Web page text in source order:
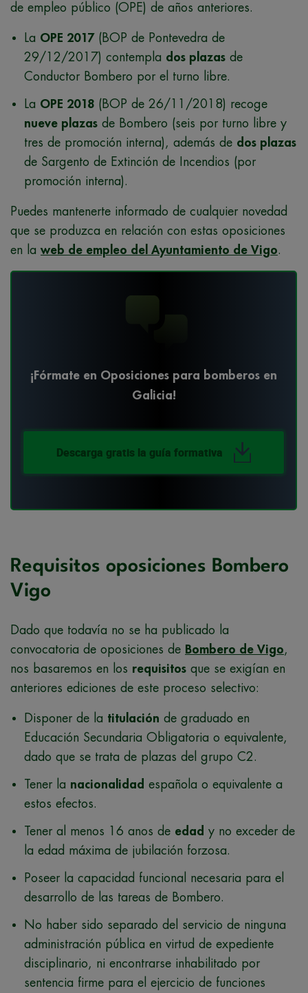
de empleo público (OPE) de años anteriores.
La OPE 2017(BOP de Pontevedra de
29/12/2017) contempla dos plazas de
Conductor Bombero por el turno libre.
La OPE 2018 (BOP de 26/11/2018) recoge
nueve plazas de Bombero (seis por turno libre y
tres de promoción interna), además de dos plazas
de Sargento de Extinción de Incendios (por
promoción interna).
Puedes mantenerte informado de cualquier novedad
que se produzca en relación con estas oposiciones
en la web de empleo del Ayuntamiento de Vigo.
¡Fórmate en Oposiciones para bomberos en
Galicia!
Descarga gratis la guía formativa
Requisitos oposiciones Bombero
Vigo
Dado que todavía no se ha publicado la
convocatoria de oposiciones de Bombero de Vigo,
nos basaremos en los requisitos que se exigían en
anteriores ediciones de este proceso selectivo:
Disponer de la titulación de graduado en
Educación Secundaria Obligatoria o equivalente,
dado que se trata de plazas del grupo C2.
Tener la nacionalidad española o equivalente a
estos efectos.
Tener al menos 16 anos de edad y no exceder de
la edad máxima de jubilación forzosa.
Poseer la capacidad funcional necesaria para el
desarrollo de las tareas de Bombero.
No haber sido separado del servicio de ninguna
administración pública en virtud de expediente
disciplinario, ni encontrarse inhabilitado por
sentencia firme para el ejercicio de funciones